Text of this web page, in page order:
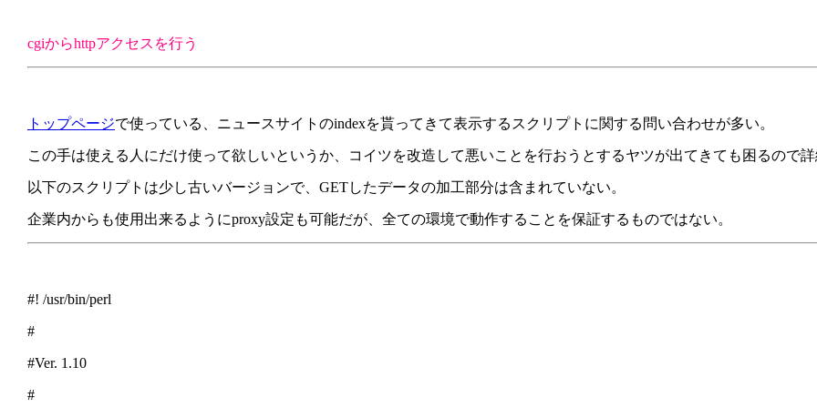
cgiからhttpアクセスを行う
トップページで使っている、ニュースサイトのindexを貰ってきて表示するスクリプトに関する問い合わせが多い。
この手は使える人にだけ使って欲しいというか、コイツを改造して悪いことを行おうとするヤツが出てきても困るので詳
以下のスクリプトは少し古いバージョンで、GETしたデータの加工部分は含まれていない。
企業内からも使用出来るようにproxy設定も可能だが、全ての環境で動作することを保証するものではない。
#! /usr/bin/perl
#
#Ver. 1.10
#